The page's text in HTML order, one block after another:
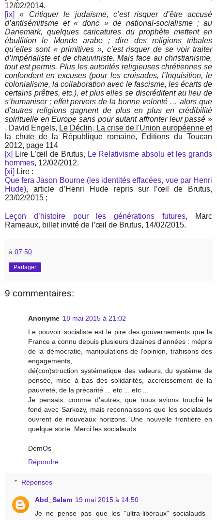
12/02/2014.
[ix]
« Critiquer le judaïsme, c’est risquer d’être accusé
d’antisémitisme et « donc » de national-socialisme ; au
Danemark, quelques caricatures du prophète mettent en
ébullition le Monde arabe ; dire des religions tribales
qu’elles sont « primitives », c’est risquer de se voir traiter
d’impérialiste et de chauviniste. Mais face au christianisme,
tout est permis. Plus les autorités religieuses chrétiennes se
confondent en excuses (pour les croisades, l’Inquisition, le
colonialisme, la collaboration avec le fascisme, les écarts de
certains prêtres, etc.), et plus elles se discréditent au lieu de
s’humaniser ; effet pervers de la bonne volonté … alors que
d’autres religions gagnent de plus en plus en crédibilité
spirituelle en Europe sans pour autant affronter leur passé »
, David Engels, Le Déclin, La crise de l'Union européenne et
la chute de la République romaine, Editions du Toucan
2012, page 114
[x] Lire L’œil de Brutus, Le Relativisme absolu et les grands
hommes, 12/02/2012.
[xi] Lire :
Que fera Jason Bourne (les identités effacées, vue par Henri
Hude), article d’Henri Hude repris sur l’œil de Brutus,
23/02/2015 ;
Leçon d’histoire pour les générations futures, Marc
Rameaux, billet invité de l’œil de Brutus, 14/02/2015.
à 07:50
Partager
9 commentaires:
Anonyme 18 mai 2015 à 21:02
Le pouvoir socialiste est le pire des gouvernements que la
France a connu depuis plusieurs dizaines d'années : mépris
de la démocratie, manipulations de l'opinion, trahisons des
engagements,
dé(con)struction systématique des valeurs, du système de
pensée, mise à bas des solidarités, accroissement de la
pauvreté, de la précarité ... etc ... etc ...
Je pensais, comme d'autres, que nous avions touché le
fond avec Sarkozy, mais reconnaissons que les socialauds
ouvrent de nouveaux horizons. Une nouvelle frontière en
quelque sorte. Merci les socialauds.
DemOs
Répondre
Réponses
Abd_Salam 19 mai 2015 à 14:50
Je ne pense pas que les "ultra-libéraux" socialauds